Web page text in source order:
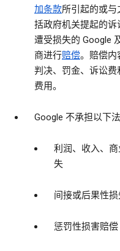
加条款所引起的或
括政府机关提起的
遭受损失的 Google
商进行赔偿。赔偿内
判决、罚金、诉讼
费用。
Google 不承担以下法
利润、收入、
失
间接或后果性
惩罚性损害赔偿